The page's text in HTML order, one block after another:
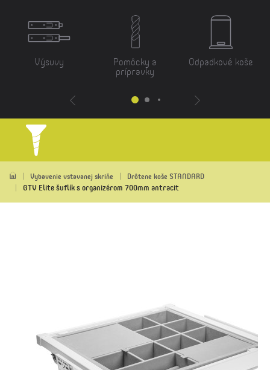
Výsuvy Pomôcky a
prípravky
Odpadkové koše
Vybavenie vstavanej skriňe Drôtene koše STANDARD
GTV Elite šuflík s organizérom 700mm antracit